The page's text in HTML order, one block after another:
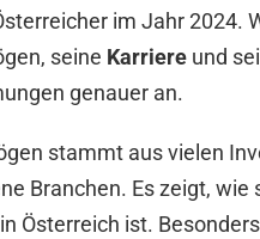
im Jahr 2024.
seine Karriere und
genauer an.
stammt aus vielen
Branchen. Es zeigt, wie
Österreich ist.